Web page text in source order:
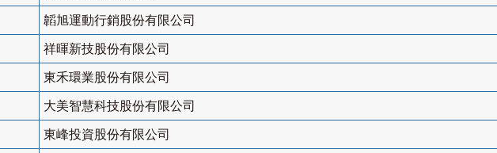
韜旭運動行銷股份有限公司
祥暉新技股份有限公司
東禾環業股份有限公司
大美智慧科技股份有限公司
東峰投資股份有限公司